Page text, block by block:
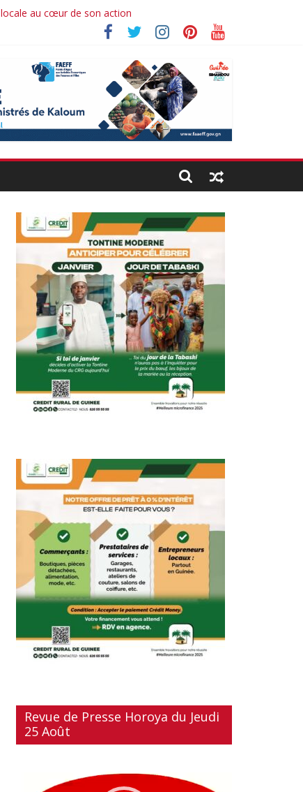
au cœur de son action
Revue de Presse Horoya du Jeudi
25 Août